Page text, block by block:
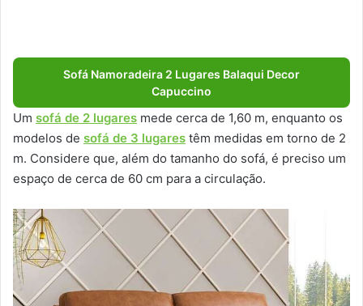
Sofá Namoradeira 2 Lugares Balaqui Decor
Capuccino
Um sofá de 2 lugares mede cerca de 1,60 m, enquanto os
modelos de sofá de 3 lugares têm medidas em torno de 2
m. Considere que, além do tamanho do sofá, é preciso um
espaço de cerca de 60 cm para a circulação.